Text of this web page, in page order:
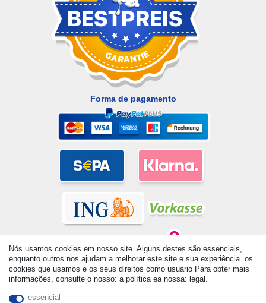
Forma de pagamento
© Copyright 2026 | Todos os direitos reservados. - All rights
| * Applies to deliveries to the UK!
Nós usamos cookies em nosso site. Alguns destes são essenciais,
enquanto outros nos ajudam a melhorar este site e sua experiência. os
cookies que usamos e os seus direitos como usuário Para obter mais
informações, consulte o nosso: a política ea nossa: legal.
essencial